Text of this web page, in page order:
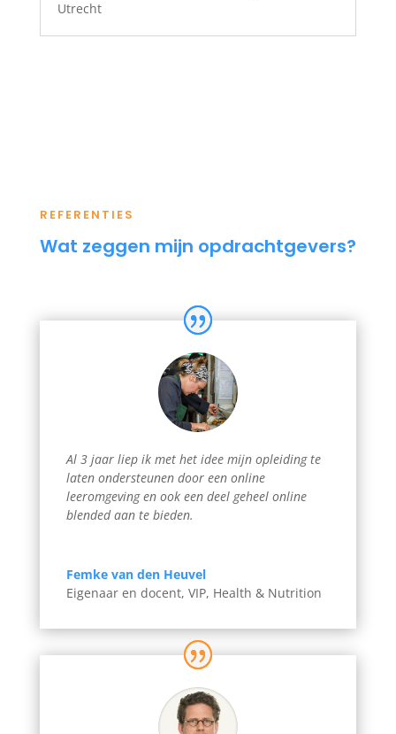
Utrecht
REFERENTIES
Wat zeggen mijn opdrachtgevers?
Al 3 jaar liep ik met het idee mijn opleiding te
laten ondersteunen door een online
leeromgeving en ook een deel geheel online
blended aan te bieden.
Femke van den Heuvel
Eigenaar en docent, VIP, Health & Nutrition